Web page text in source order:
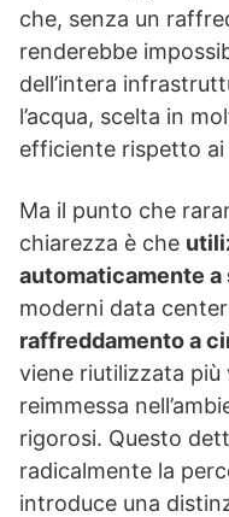
che, senza un
renderebbe
dell’intera
l’acqua, scelta in
efficiente rispetto ai
Ma il punto che
chiarezza è che
automaticamente a
moderni data
raffreddamento a
viene riutilizzata
reimmessa
rigorosi. Questo
radicalmente la
introduce una